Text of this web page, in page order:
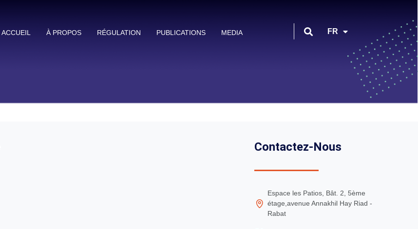
ACCUEIL À PROPOS RÉGULATION PUBLICATIONS MEDIA FR
AR
Contactez-Nous
Espace les Patios, Bât. 2, 5ème
étage,avenue Annakhil Hay Riad -
Rabat